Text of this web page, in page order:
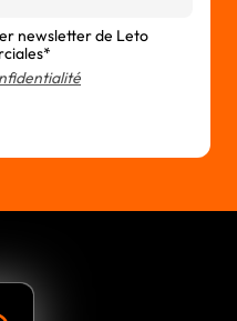
newsletter de Leto